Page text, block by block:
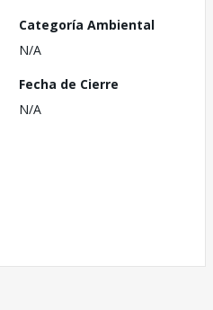
Categoría Ambiental
N/A
Fecha de Cierre
N/A